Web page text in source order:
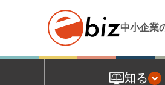
中小企業
知る